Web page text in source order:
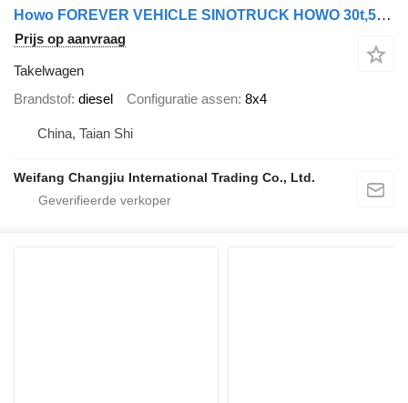
Howo FOREVER VEHICLE SINOTRUCK HOWO 30t,50t,80t 6x4 8x4 Tow Truck
Prijs op aanvraag
Takelwagen
Brandstof diesel Configuratie assen 8x4
China, Taian Shi
Weifang Changjiu International Trading Co., Ltd.